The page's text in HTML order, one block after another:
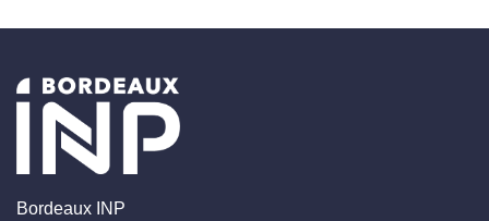
Bordeaux INP